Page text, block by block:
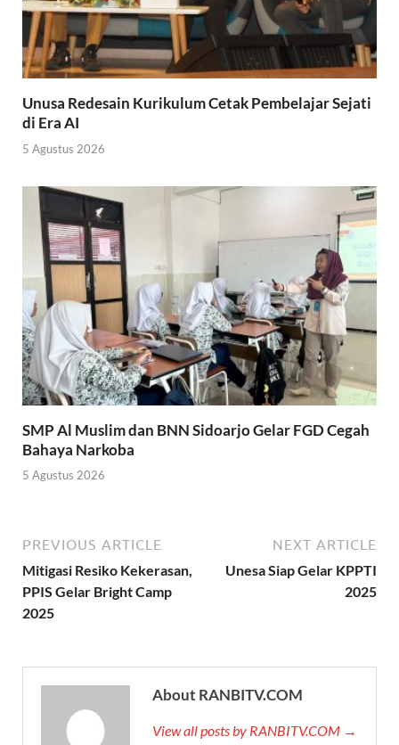
Unusa Redesain Kurikulum Cetak Pembelajar Sejati
di Era AI
5 Agustus 2026
SMP Al Muslim dan BNN Sidoarjo Gelar FGD Cegah
Bahaya Narkoba
5 Agustus 2026
PREVIOUS ARTICLE
Mitigasi Resiko Kekerasan,
PPIS Gelar Bright Camp
2025
NEXT ARTICLE
Unesa Siap Gelar KPPTI
2025
About RANBITV.COM
View all posts by RANBITV.COM →